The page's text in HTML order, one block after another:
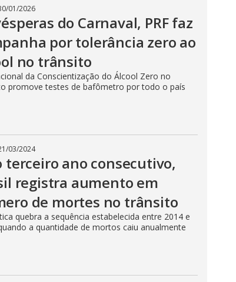
01/2026
do Carnaval, PRF faz
por tolerância zero ao
no trânsito
da Conscientização do Álcool Zero no
promove testes de bafômetro por todo o país
03/2024
terceiro ano consecutivo,
registra aumento em
de mortes no trânsito
quebra a sequência estabelecida entre 2014 e
a quantidade de mortos caiu anualmente